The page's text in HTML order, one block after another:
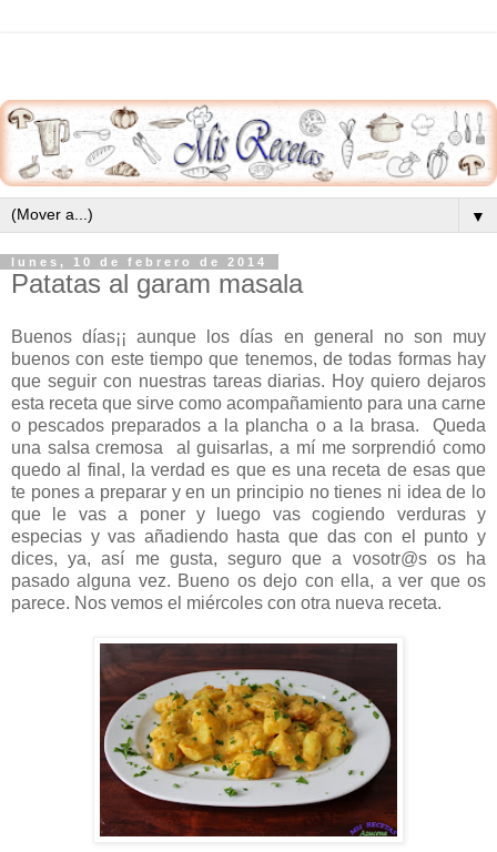
▼
lunes, 10 de febrero de 2014
Patatas al garam masala
Buenos días¡¡ aunque los días en general no son muy
buenos con este tiempo que tenemos, de todas formas hay
que seguir con nuestras tareas diarias. Hoy quiero dejaros
esta receta que sirve como acompañamiento para una carne
o pescados preparados a la plancha o a la brasa. Queda
una salsa cremosa al guisarlas, a mí me sorprendió como
quedo al final, la verdad es que es una receta de esas que
te pones a preparar y en un principio no tienes ni idea de lo
que le vas a poner y luego vas cogiendo verduras y
especias y vas añadiendo hasta que das con el punto y
dices, ya, así me gusta, seguro que a vosotr@s os ha
pasado alguna vez. Bueno os dejo con ella, a ver que os
parece. Nos vemos el miércoles con otra nueva receta.